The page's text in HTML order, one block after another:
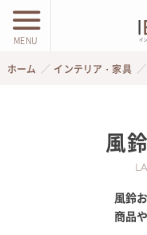
MENU
ホーム インテリア・家具
風鈴
風鈴
商品